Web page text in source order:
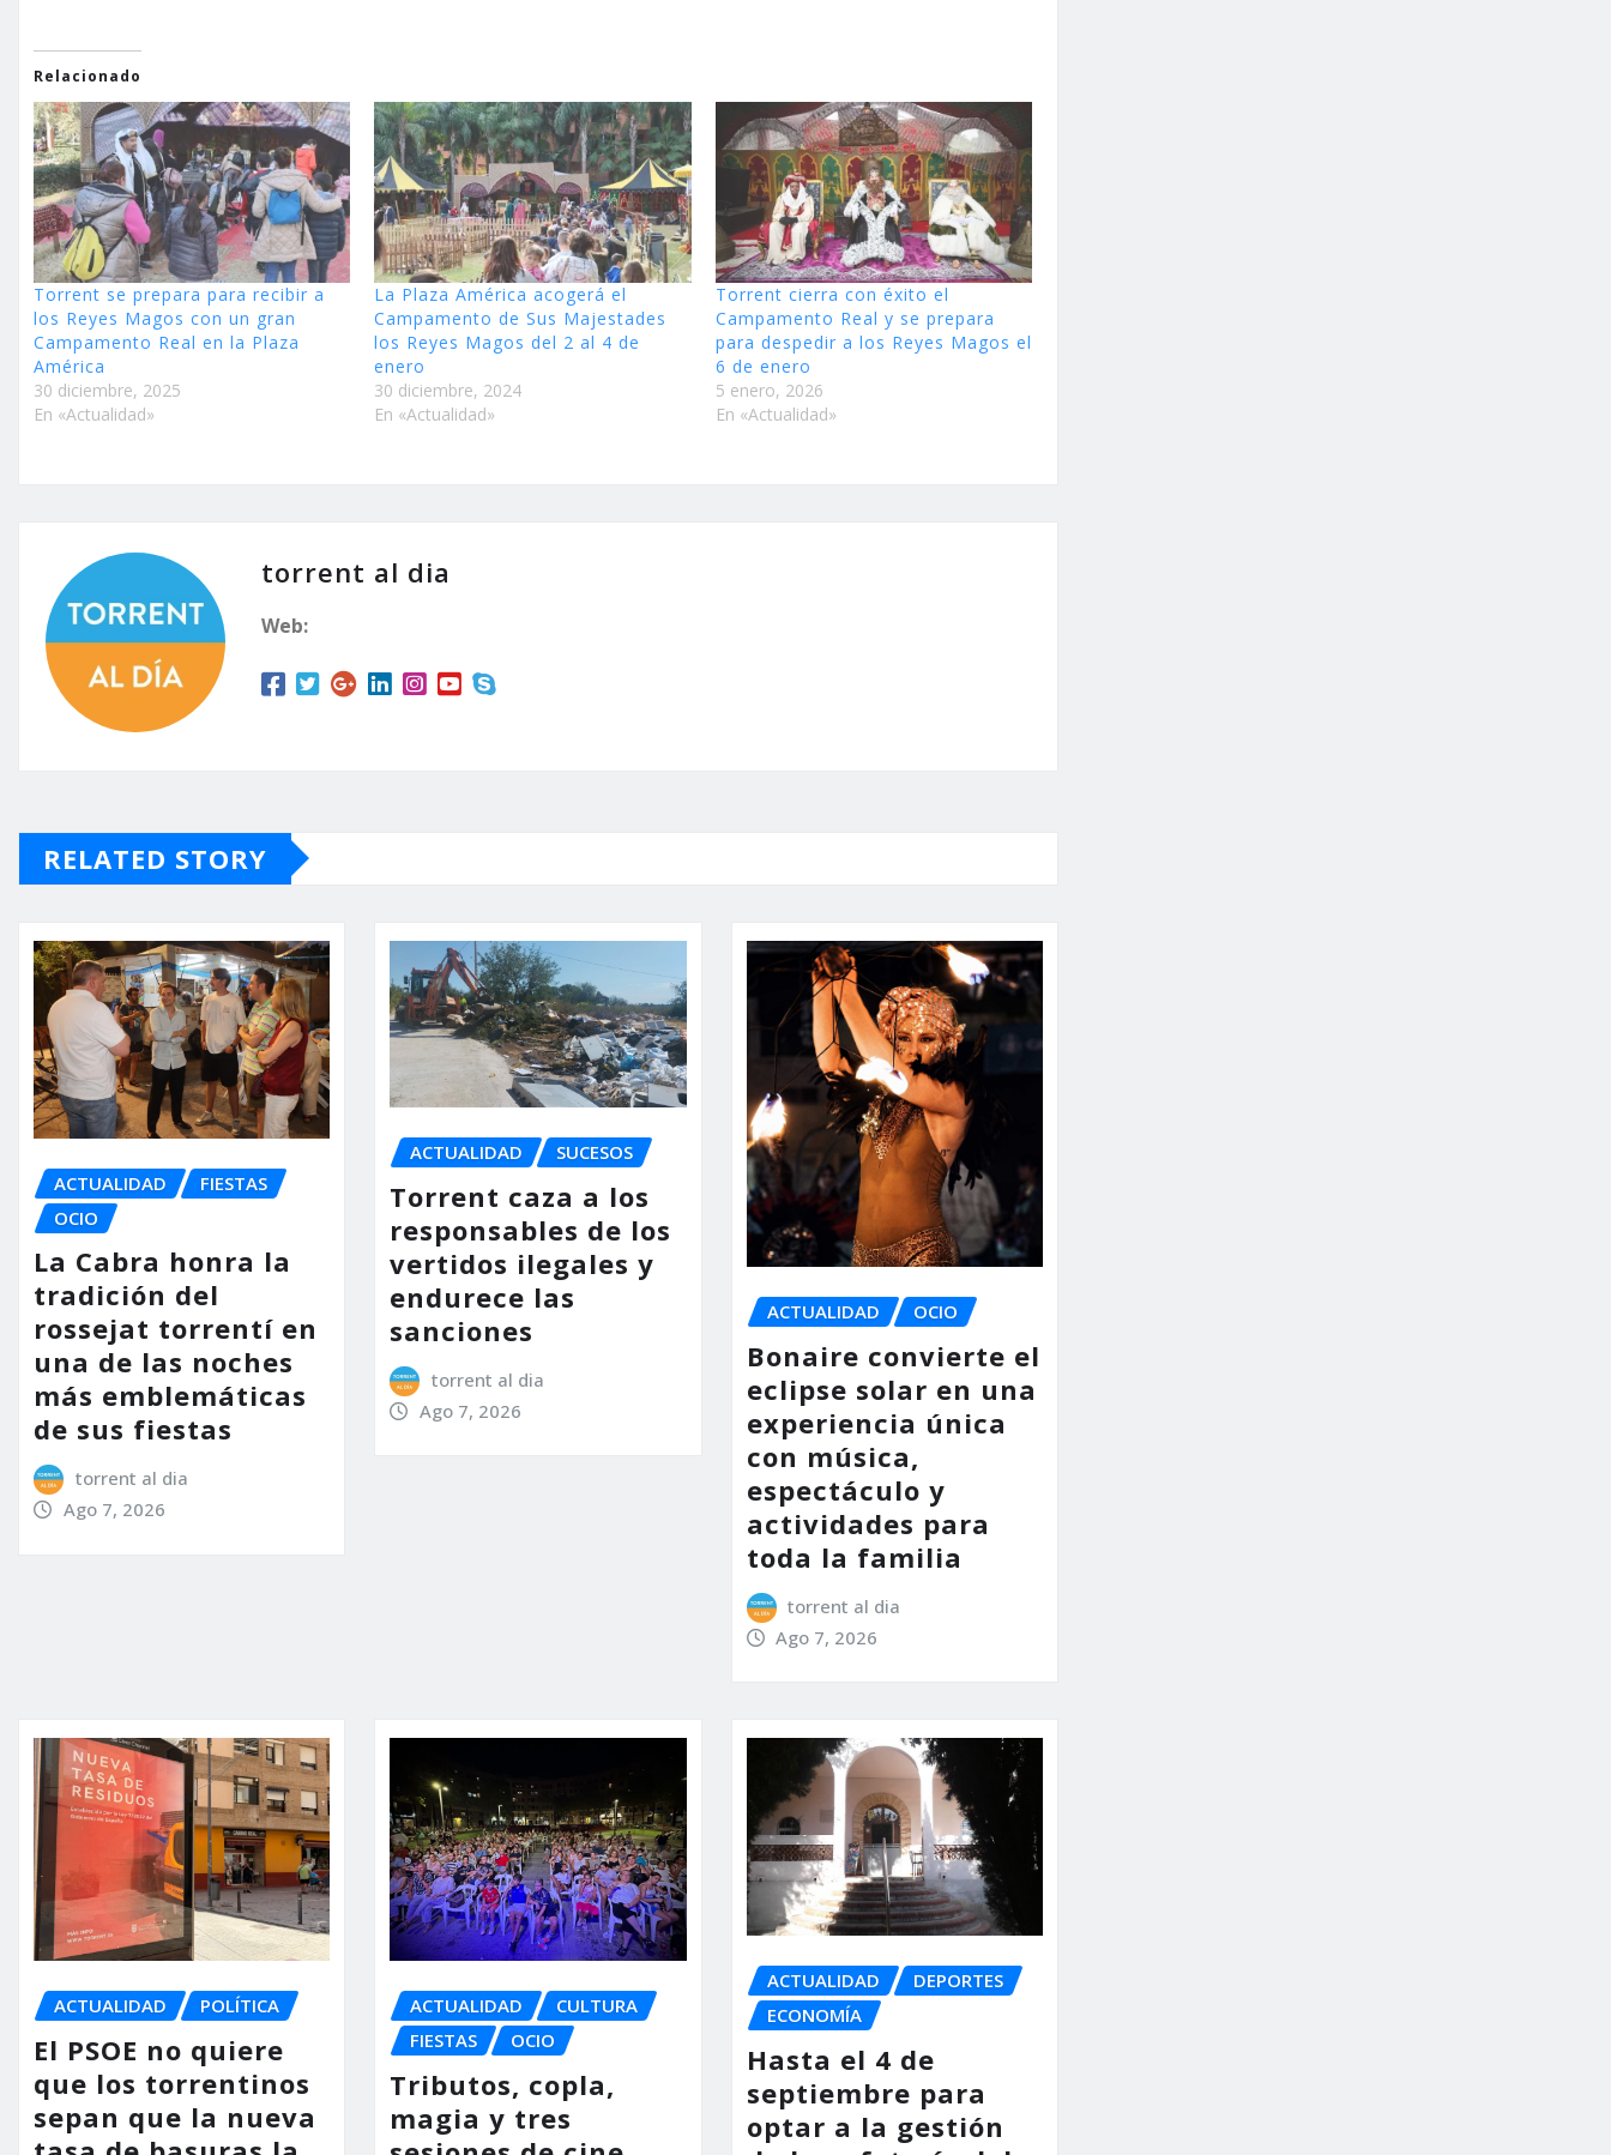
Relacionado
Torrent se prepara para recibir a
los Reyes Magos con un gran
Campamento Real en la Plaza
América
30 diciembre, 2025
En «Actualidad»
La Plaza América acogerá el
Campamento de Sus Majestades
los Reyes Magos del 2 al 4 de
enero
30 diciembre, 2024
En «Actualidad»
Torrent cierra con éxito el
Campamento Real y se prepara
para despedir a los Reyes Magos el
6 de enero
5 enero, 2026
En «Actualidad»
torrent al dia
Web:
RELATED STORY
ACTUALIDAD
FIESTAS
OCIO
La Cabra honra la
tradición del
rossejat torrentí en
una de las noches
más emblemáticas
de sus fiestas
torrent al dia
Ago 7, 2026
ACTUALIDAD SUCESOS
Torrent caza a los
responsables de los
vertidos ilegales y
endurece las
sanciones
torrent al dia
Ago 7, 2026
ACTUALIDAD OCIO
Bonaire convierte el
eclipse solar en una
experiencia única
con música,
espectáculo y
actividades para
toda la familia
torrent al dia
Ago 7, 2026
ACTUALIDAD POLÍTICA
El PSOE no quiere
que los torrentinos
sepan que la nueva
ACTUALIDAD
CULTURA
FIESTAS
OCIO
Tributos, copla,
magia y tres
ACTUALIDAD
DEPORTES
ECONOMÍA
Hasta el 4 de
septiembre para
optar a la gestión